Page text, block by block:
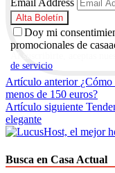
Email Address
Doy mi
promocionales de
de servicio
Navegación
de
entradas
Artículo anterior
menos de 150 euros?
Artículo siguiente
elegante
Busca en Casa Actual